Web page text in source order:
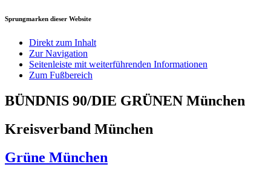
Sprungmarken dieser Website
Direkt zum Inhalt
Zur Navigation
Seitenleiste mit weiterführenden Informationen
Zum Fußbereich
BÜNDNIS 90/DIE GRÜNEN München
Kreisverband München
Grüne München